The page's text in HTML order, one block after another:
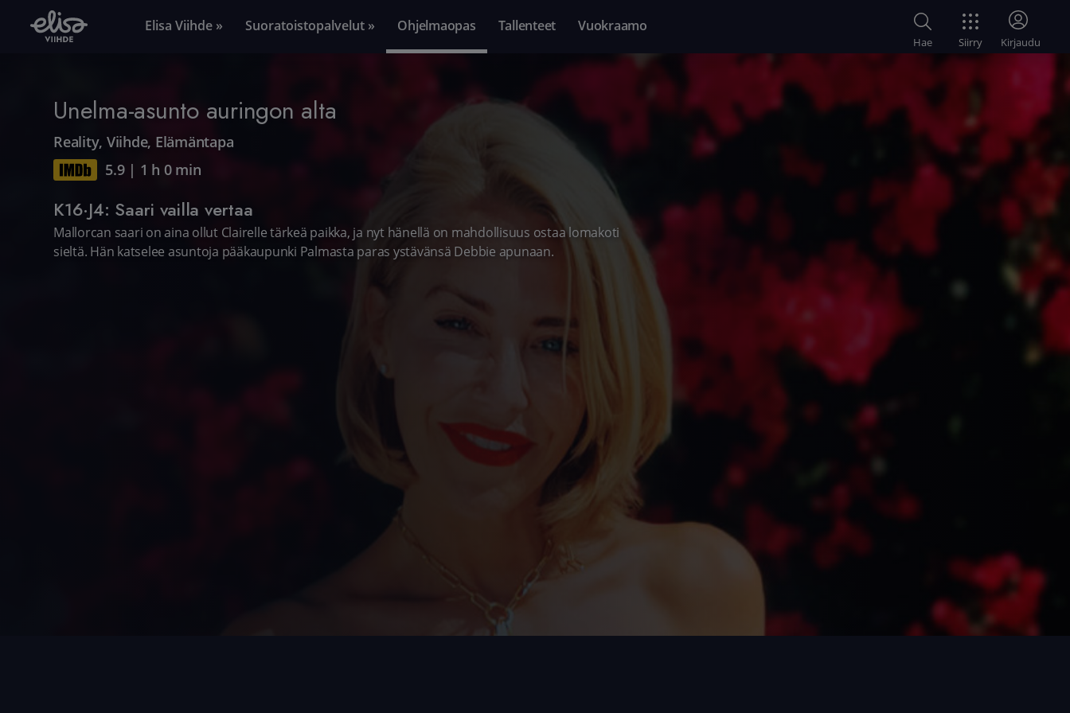
Elisa Viihde » Suoratoistopalvelut » Ohjelmaopas Tallenteet Vuokraamo
Hae Siirry Kirjaudu
Unelma-asunto auringon alta
Reality, Viihde, Elämäntapa
5.9| 1 h 0 min
K16·J4: Saari vailla vertaa
Mallorcan saari on aina ollut Clairelle tärkeä paikka, ja nyt hänellä on mahdollisuus ostaa lomakoti
sieltä. Hän katselee asuntoja pääkaupunki Palmasta paras ystävänsä Debbie apunaan.